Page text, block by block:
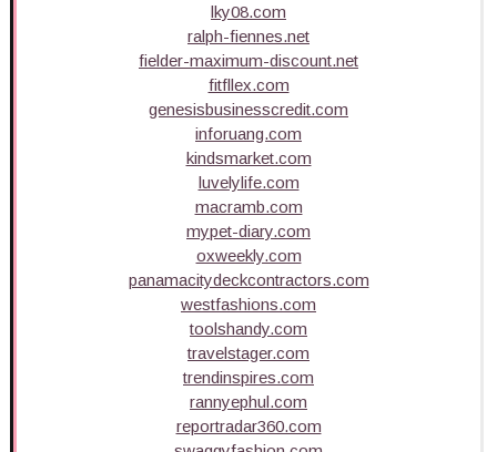
lky08.com
ralph-fiennes.net
fielder-maximum-discount.net
fitfllex.com
genesisbusinesscredit.com
inforuang.com
kindsmarket.com
luvelylife.com
macramb.com
mypet-diary.com
oxweekly.com
panamacitydeckcontractors.com
westfashions.com
toolshandy.com
travelstager.com
trendinspires.com
rannyephul.com
reportradar360.com